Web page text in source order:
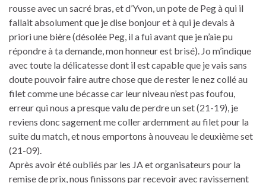
rousse avec un sacré bras, et d’Yvon, un pote de Peg à qui il
fallait absolument que je dise bonjour et à qui je devais à
priori une bière (désolée Peg, il a fui avant que je n’aie pu
répondre à ta demande, mon honneur est brisé). Jo m’indique
avec toute la délicatesse dont il est capable que je vais sans
doute pouvoir faire autre chose que de rester le nez collé au
filet comme une bécasse car leur niveau n’est pas foufou,
erreur qui nous a presque valu de perdre un set (21-19), je
reviens donc sagement me coller ardemment au filet pour la
suite du match, et nous emportons à nouveau le deuxième set
(21-09).
Après avoir été oubliés par les JA et organisateurs pour la
remise de prix, nous finissons par recevoir avec ravissement